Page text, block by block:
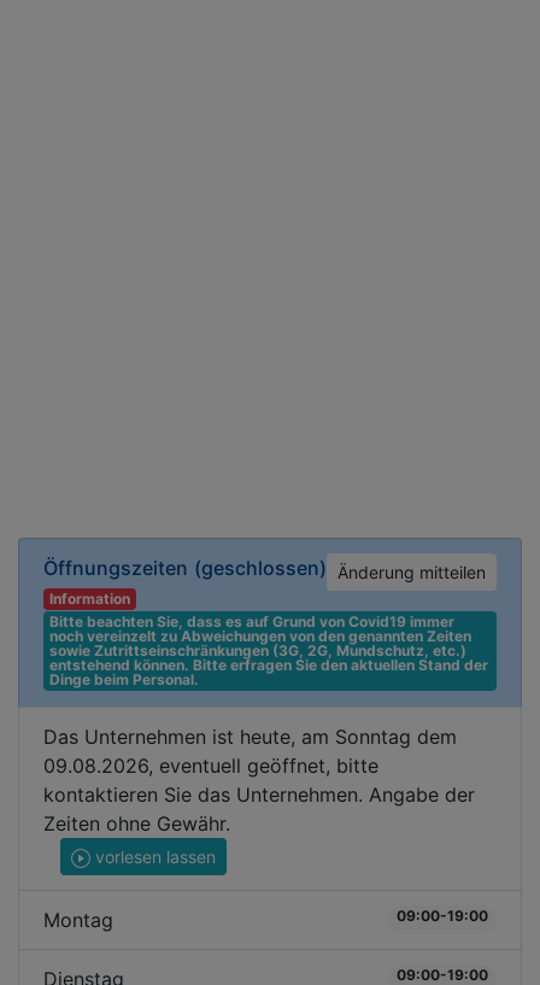
Öffnungszeiten (geschlossen) Änderung mitteilen
Information
Bitte beachten Sie, dass es auf Grund von Covid19 immer
noch vereinzelt zu Abweichungen von den genannten Zeiten
sowie Zutrittseinschränkungen (3G, 2G, Mundschutz, etc.)
entstehend können. Bitte erfragen Sie den aktuellen Stand der
Dinge beim Personal.
Das Unternehmen ist heute, am Sonntag dem
09.08.2026, eventuell geöffnet, bitte
kontaktieren Sie das Unternehmen. Angabe der
Zeiten ohne Gewähr.
vorlesen lassen
Montag 09:00-19:00
Dienstag 09:00-19:00